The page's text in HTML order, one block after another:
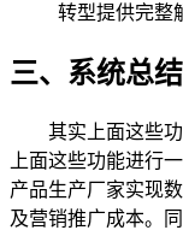
转型提供完整
三、系统总结
其实上面这些功
上面这些功能进行
产品生产厂家实现
及营销推广成本。